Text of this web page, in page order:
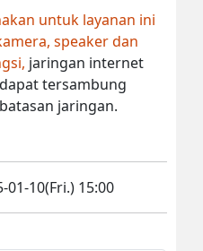
untuk layanan ini
speaker dan
jaringan internet
tersambung
jaringan.
01-10(Fri.) 15:00